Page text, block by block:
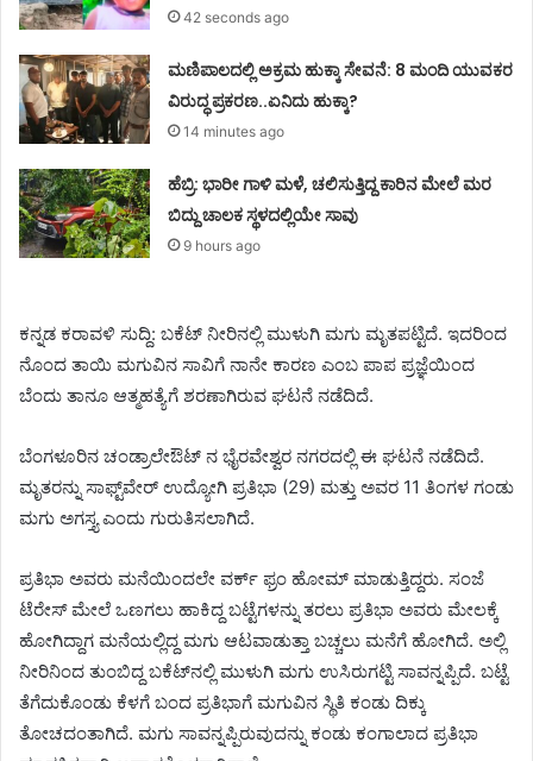
42 seconds ago
ಮಣಿಪಾಲದಲ್ಲಿ ಅಕ್ರಮ ಹುಕ್ಕಾ ಸೇವನೆ: 8 ಮಂದಿ ಯುವಕರ
ವಿರುದ್ಧ ಪ್ರಕರಣ..ಏನಿದು ಹುಕ್ಕಾ?
14 minutes ago
ಹೆಬ್ರಿ: ಭಾರೀ ಗಾಳಿ ಮಳೆ, ಚಲಿಸುತ್ತಿದ್ದ ಕಾರಿನ ಮೇಲೆ ಮರ
ಬಿದ್ದು ಚಾಲಕ ಸ್ಥಳದಲ್ಲಿಯೇ ಸಾವು
9 hours ago
ಕನ್ನಡ ಕರಾವಳಿ ಸುದ್ದಿ: ಬಕೆಟ್ ನೀರಿನಲ್ಲಿ ಮುಳುಗಿ ಮಗು ಮೃತಪಟ್ಟಿದೆ. ಇದರಿಂದ
ನೊಂದ ತಾಯಿ ಮಗುವಿನ ಸಾವಿಗೆ ನಾನೇ ಕಾರಣ ಎಂಬ ಪಾಪ ಪ್ರಜ್ಞೆಯಿಂದ
ಬೆಂದು ತಾನೂ ಆತ್ಮಹತ್ಯೆಗೆ ಶರಣಾಗಿರುವ ಘಟನೆ ನಡೆದಿದೆ.
ಬೆಂಗಳೂರಿನ ಚಂಡ್ರಾಲೇಔಟ್ ನ ಭೈರವೇಶ್ವರ ನಗರದಲ್ಲಿ ಈ ಘಟನೆ ನಡೆದಿದೆ.
ಮೃತರನ್ನು ಸಾಫ್ಟ್‌ವೇರ್ ಉದ್ಯೋಗಿ ಪ್ರತಿಭಾ (29) ಮತ್ತು ಅವರ 11 ತಿಂಗಳ ಗಂಡು
ಮಗು ಅಗಸ್ತ್ಯ ಎಂದು ಗುರುತಿಸಲಾಗಿದೆ.
ಪ್ರತಿಭಾ ಅವರು ಮನೆಯಿಂದಲೇ ವರ್ಕ್ ಫ್ರಂ ಹೋಮ್ ಮಾಡುತ್ತಿದ್ದರು. ಸಂಜೆ
ಟೆರೇಸ್ ಮೇಲೆ ಒಣಗಲು ಹಾಕಿದ್ದ ಬಟ್ಟೆಗಳನ್ನು ತರಲು ಪ್ರತಿಭಾ ಅವರು ಮೇಲಕ್ಕೆ
ಹೋಗಿದ್ದಾಗ ಮನೆಯಲ್ಲಿದ್ದ ಮಗು ಆಟವಾಡುತ್ತಾ ಬಚ್ಚಲು ಮನೆಗೆ ಹೋಗಿದೆ. ಅಲ್ಲಿ
ನೀರಿನಿಂದ ತುಂಬಿದ್ದ ಬಕೆಟ್‌ನಲ್ಲಿ ಮುಳುಗಿ ಮಗು ಉಸಿರುಗಟ್ಟಿ ಸಾವನ್ನಪ್ಪಿದೆ. ಬಟ್ಟೆ
ತೆಗೆದುಕೊಂಡು ಕೆಳಗೆ ಬಂದ ಪ್ರತಿಭಾಗೆ ಮಗುವಿನ ಸ್ಥಿತಿ ಕಂಡು ದಿಕ್ಕು
ತೋಚದಂತಾಗಿದೆ. ಮಗು ಸಾವನ್ನಪ್ಪಿರುವುದನ್ನು ಕಂಡು ಕಂಗಾಲಾದ ಪ್ರತಿಭಾ